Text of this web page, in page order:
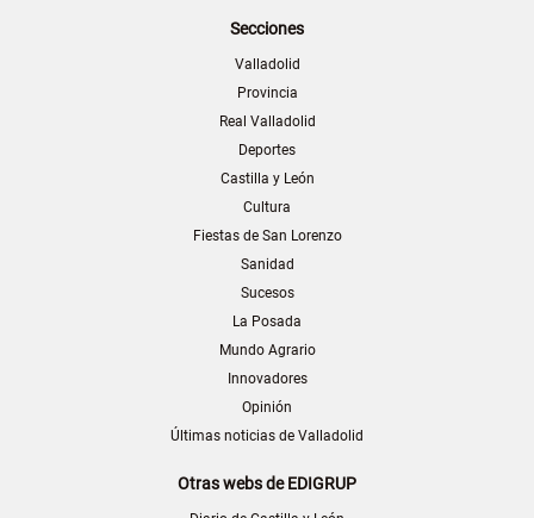
Secciones
Valladolid
Provincia
Real Valladolid
Deportes
Castilla y León
Cultura
Fiestas de San Lorenzo
Sanidad
Sucesos
La Posada
Mundo Agrario
Innovadores
Opinión
Últimas noticias de Valladolid
Otras webs de EDIGRUP